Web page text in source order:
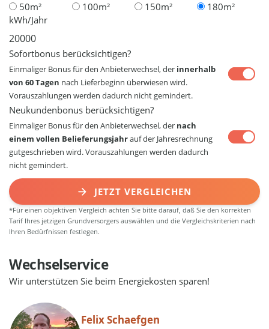
50m²
100m² 150m²
180m²
kWh/Jahr
Sofortbonus berücksichtigen?
Einmaliger Bonus für den Anbieterwechsel, der innerhalb
von 60 Tagen nach Lieferbeginn überwiesen wird.
Vorauszahlungen werden dadurch nicht gemindert.
Neukundenbonus berücksichtigen?
Einmaliger Bonus für den Anbieterwechsel, der nach
einem vollen Belieferungsjahrauf der Jahresrechnung
gutgeschrieben wird. Vorauszahlungen werden dadurch
nicht gemindert.
JETZT VERGLEICHEN
*Für einen objektiven Vergleich achten Sie bitte darauf, daß Sie den korrekten
Tarif Ihres jetzigen Grundversorgers auswählen und die Vergleichskriterien nach
Ihren Bedürfnissen festlegen.
Wechselservice
Wir unterstützen Sie beim Energiekosten sparen!
Felix Schaefgen